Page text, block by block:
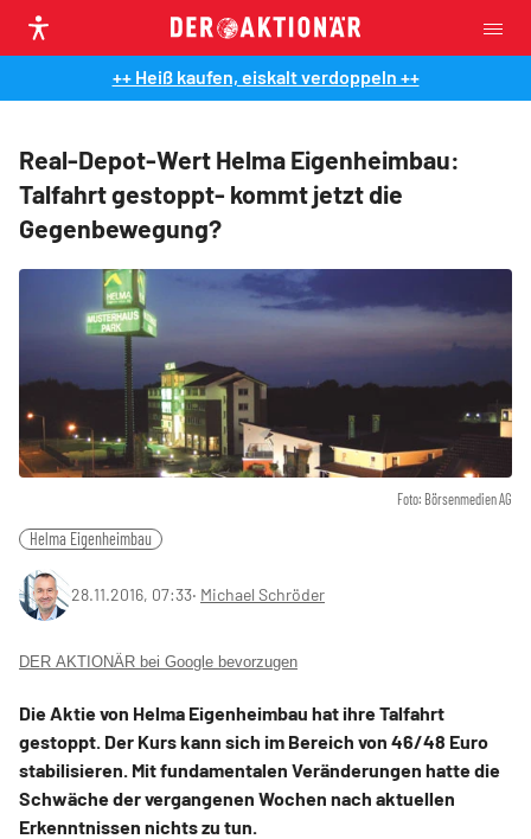
++ Heiß kaufen, eiskalt verdoppeln ++
Real-Depot-Wert Helma Eigenheimbau:
Talfahrt gestoppt- kommt jetzt die
Gegenbewegung?
Foto: Börsenmedien AG
Helma Eigenheimbau
28.11.2016, 07:33‧ Michael Schröder
DER AKTIONÄR bei Google bevorzugen
Die Aktie von Helma Eigenheimbau hat ihre Talfahrt
gestoppt. Der Kurs kann sich im Bereich von 46/48 Euro
stabilisieren. Mit fundamentalen Veränderungen hatte die
Schwäche der vergangenen Wochen nach aktuellen
Erkenntnissen nichts zu tun.